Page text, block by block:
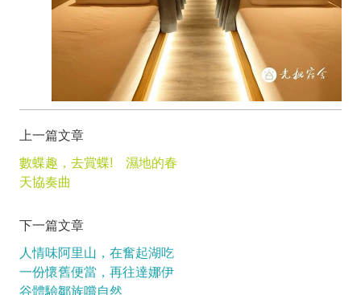
上一篇文章
數蝶趣，去賞蝶! 濕地的春
天協奏曲
下一篇文章
人情味阿里山，在奮起湖吃
一份懷舊便當，再往達娜伊
谷體驗鄒族嚐自然